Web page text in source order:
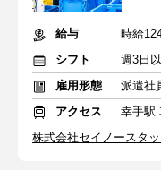
給与
時給
シフト
週3日
雇用形態
派遣社
アクセス
幸手駅
株式会社セイノースタ